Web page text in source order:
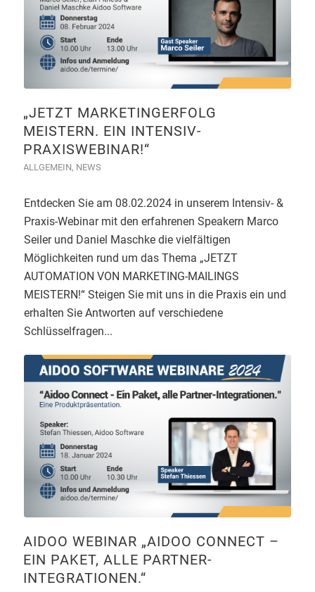
„JETZT MARKETINGERFOLG
MEISTERN. EIN INTENSIV-
PRAXISWEBINAR!“
ALLGEMEIN, NEWS
Entdecken Sie am 08.02.2024 in unserem Intensiv- &
Praxis-Webinar mit den erfahrenen Speakern Marco
Seiler und Daniel Maschke die vielfältigen
Möglichkeiten rund um das Thema „JETZT
AUTOMATION VON MARKETING-MAILINGS
MEISTERN!“ Steigen Sie mit uns in die Praxis ein und
erhalten Sie Antworten auf verschiedene
Schlüsselfragen...
AIDOO WEBINAR „AIDOO CONNECT –
EIN PAKET, ALLE PARTNER-
INTEGRATIONEN.“